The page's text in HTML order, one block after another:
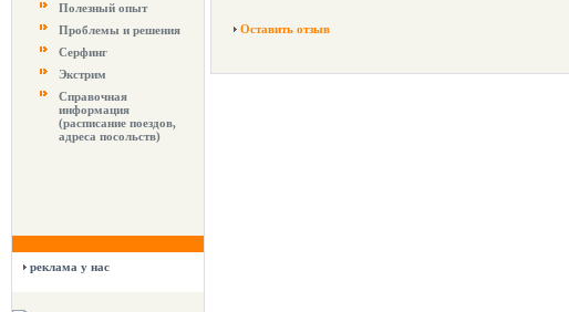
Полезный опыт
Проблемы и решения
Серфинг
Экстрим
Справочная
информация
(расписание поездов,
адреса посольств)
реклама у нас
Оставить отзыв